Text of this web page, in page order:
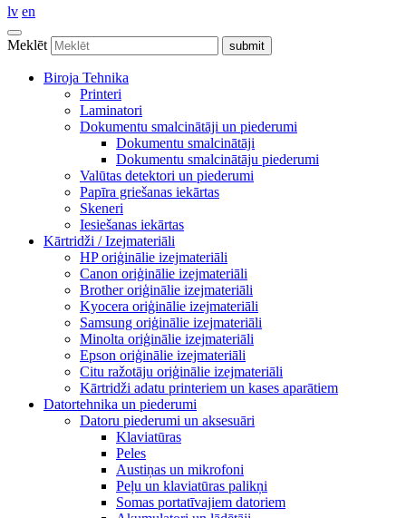
lv en
Meklēt
Biroja Tehnika
Printeri
Laminatori
Dokumentu smalcinātāji un piederumi
Dokumentu smalcinātāji
Dokumentu smalcinātāju piederumi
Valūtas detektori un piederumi
Papīra griešanas iekārtas
Skeneri
Iesiešanas iekārtas
Kārtridži / Izejmateriāli
HP oriģinālie izejmateriāli
Canon oriģinālie izejmateriāli
Brother oriģinālie izejmateriāli
Kyocera oriģinālie izejmateriāli
Samsung oriģinālie izejmateriāli
Minolta oriģinālie izejmateriāli
Epson oriģinālie izejmateriāli
Citu ražotāju oriģinālie izejmateriāli
Kārtridži adatu printeriem un kases aparātiem
Datortehnika un piederumi
Datoru piederumi un aksesuāri
Klaviatūras
Peles
Austiņas un mikrofoni
Peļu un klaviatūras palikņi
Somas portatīvajiem datoriem